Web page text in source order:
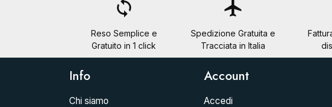
loop
Reso Semplice e
Gratuito in 1 click
flight
Spedizione Gratuita e
Tracciata in Italia
Info
Chi siamo
Account
Accedi